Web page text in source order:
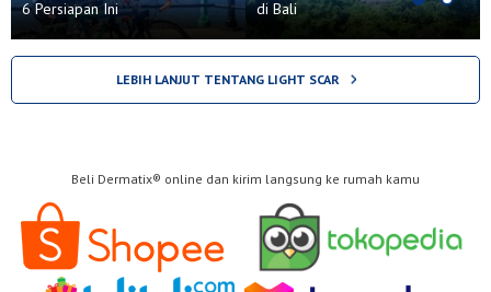
6 Persiapan Ini
di Bali
LEBIH LANJUT TENTANG LIGHT SCAR
Beli Dermatix® online dan kirim langsung ke rumah kamu